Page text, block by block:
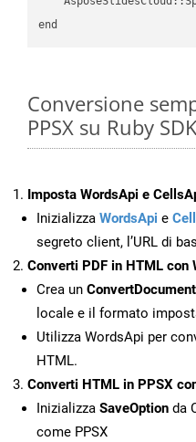
Conversione
PPSX su Ruby SDK
Imposta WordsApi e
Inizializza WordsApi e
segreto client, l’URL di
Converti PDF in HTML con
Crea un
locale e il formato
Utilizza WordsApi per
HTML.
Converti HTML in PPSX
Inizializza SaveOption da
come PPSX